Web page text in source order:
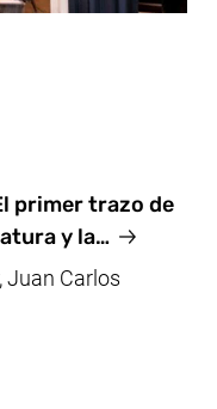
primer trazo de
y la…
Juan Carlos